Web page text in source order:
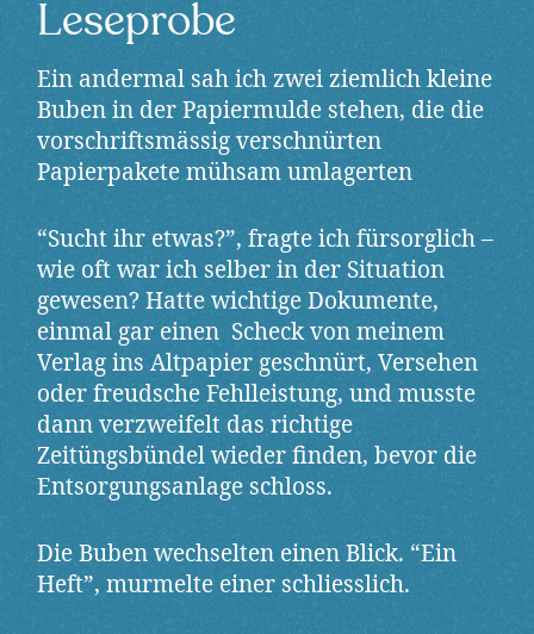
Leseprobe
Ein andermal sah ich zwei ziemlich kleine
Buben in der Papiermulde stehen, die die
vorschriftsmässig verschnürten
Papierpakete mühsam umlagerten
“Sucht ihr etwas?”, fragte ich fürsorglich –
wie oft war ich selber in der Situation
gewesen? Hatte wichtige Dokumente,
einmal gar einen Scheck von meinem
Verlag ins Altpapier geschnürt, Versehen
oder freudsche Fehlleistung, und musste
dann verzweifelt das richtige
Zeitüngsbündel wieder finden, bevor die
Entsorgungsanlage schloss.
Die Buben wechselten einen Blick. “Ein
Heft”, murmelte einer schliesslich.